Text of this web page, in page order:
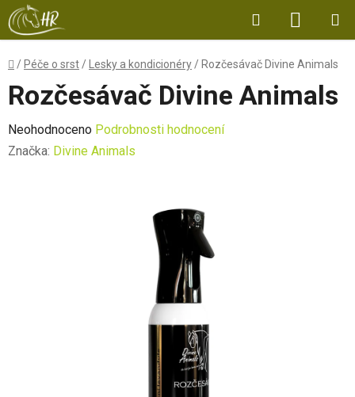
Přejít
na
obsah
Hledat
KOŠÍK
Domů
/ Péče o srst / Lesky a kondicionéry / Rozčesávač Divine Animals
Rozčesávač Divine Animals
Průměrné
hodnocení
Neohodnoceno Podrobnosti hodnocení
Značka: Divine Animals